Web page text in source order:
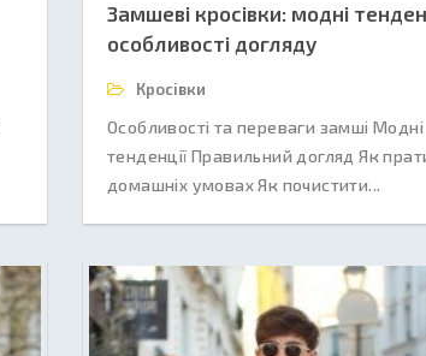
Замшеві кросівки: модні
особливості догляду
Кросівки
Особливості та переваги замші Модні
тенденції Правильний догляд Як
домашніх умовах Як почистити...